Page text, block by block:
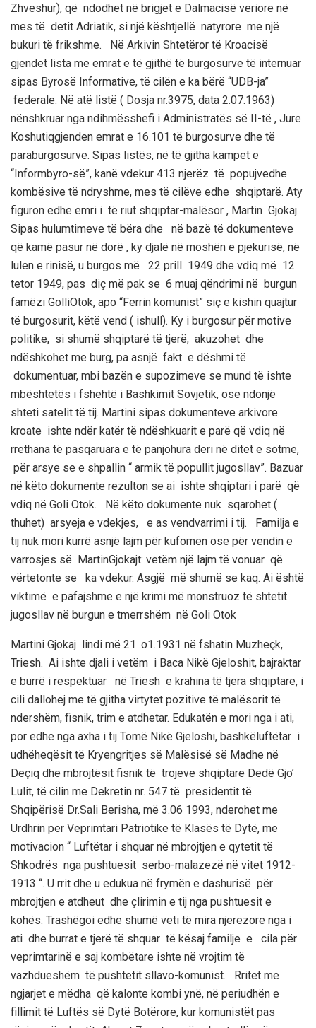
Zhveshur), që ndodhet në brigjet e Dalmacisë veriore në
mes të detit Adriatik, si një kështjellë natyrore me një
bukuri të frikshme.
Në Arkivin Shtetëror të Kroacisë
gjendet lista me emrat e të gjithë të burgosurve të internuar
sipas Byrosë I nformative, të cilën e ka bërë “UDB-ja”
federale. Në atë listë ( Dosja nr.3975, data 2.07.1963)
nënshkruar nga ndihmësshefi i Administratës së II-të , Jure
Koshutiqgjenden emrat e 16.101 të burgosurve dhe të
paraburgosurve. Sipas listës, në të gjitha kampet e
“Informbyro-së”, kanë vdekur 413 njerëz të popujvedhe
kombësive të ndryshme, mes të cilëve edhe shqiptarë. Aty
figuron edhe emri i të riut shqiptar-malësor , Martin Gjokaj.
Sipas hulumtimeve të bëra dhe në bazë të dokumenteve
që kamë pasur në dorë , ky djalë në moshën e pjekurisë, në
lulen e rinisë, u burgos më 22 prill 1949 dhe vdiq më 12
tetor 1949, pas diç më pak se 6 muaj qëndrimi në burgun
famëzi Go liOtok, apo “Ferrin komunist” siç e kishin quajtur
të burgosurit, këtë vend ( ishull). Ky i burgosur për motive
politike, si shumë shqiptarë të tjerë, akuzohet dhe
ndëshkohet me burg, pa asnjë fakt e dëshmi të
dokumentuar, mbi bazën e supozimeve se mund të ishte
mbështetës i fshehtë i Bashkimit Sovjetik, ose ndonjë
shteti satelit të tij. Martini sipas dokumenteve arkivore
kroate ishte ndër katër të ndëshkuarit e parë që vdiq në
rrethana të pasqaruara e të panjohura deri në ditët e sotme,
për arsye se e shpallin “ armik të popullit jugosllav”. Bazuar
në këto dokumente rezulton se ai ishte shqiptari i parë që
vdiq në Goli Otok. Në këto dokumente nuk sqarohet (
thuhet) arsyeja e vdekjes, e as vendvarrimi i tij.
Familja e
tij nuk mori kurrë asnjë lajm për kufomën ose për vendin e
varrosjes së
MartinGjokajt: vetëm një lajm të vonuar që
vërtetonte se
ka vdekur. Asgjë më shumë se kaq. Ai është
viktimë e pafajshme e një krimi më monstruoz të shtetit
jugosllav në burgun e tmerrshëm në Goli Otok
Martini Gjokaj lindi më 21 .o1.1931 në fshatin Muzheçk,
Triesh. Ai ishte djali i vetëm i Baca Nikë Gjeloshit, bajraktar
e burrë i respektuar në Triesh e krahina të tjera shqiptare, i
cili dallohej me të gjitha virtytet pozitive të malësorit të
ndershëm, fisnik, trim e atdhetar. Edukatën e mori nga i ati,
por edhe nga axha i tij Tomë Nikë Gjeloshi, bashkëluftëtar i
udhëheqësit të Kryengritjes së Malësisë së Madhe në
Deçiq dhe mbrojtësit fisnik të trojeve shqiptare Dedë Gjo’
Lulit, të cilin me Dekretin nr. 547 të presidentit të
Shqipërisë Dr.Sali Berisha, më 3.06 1993, nderohet me
Urdhrin për Veprimtari Patriotike të Klasës të Dytë, me
motivacion “ Luftëtar i shquar në mbrojtjen e qytetit të
Shkodrës nga pushtuesit serbo-malazezë në vitet 1912-
1913 “. U rrit dhe u edukua në frymën e dashurisë për
mbrojtjen e atdheut dhe çlirimin e tij nga pushtuesit e
kohës. Trashëgoi edhe shumë veti të mira njerëzore nga i
ati dhe burrat e tjerë të shquar të kësaj familje e cila për
veprimtarinë e saj kombëtare ishte në vrojtim të
vazhdueshëm të pushtetit sllavo-komunist.
Rritet me
ngjarjet e mëdha që kalonte kombi ynë, në periudhën e
fillimit të Luftës së Dytë Botërore, kur komunistët pas